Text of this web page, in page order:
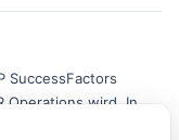
SuccessFactors
Operations wird. In
und das